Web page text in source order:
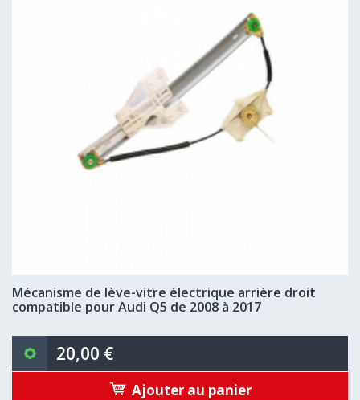
Mécanisme de lève-vitre électrique arrière droit
compatible pour Audi Q5 de 2008 à 2017
20,00 €
Ajouter au panier